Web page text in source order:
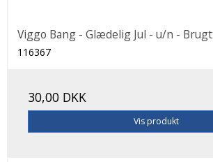
Viggo Bang - Glædelig Jul - u/n - Brugt
116367
30,00 DKK
Vis produkt